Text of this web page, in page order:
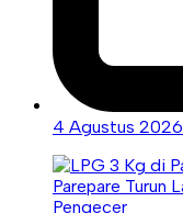
4 Agustus 2026